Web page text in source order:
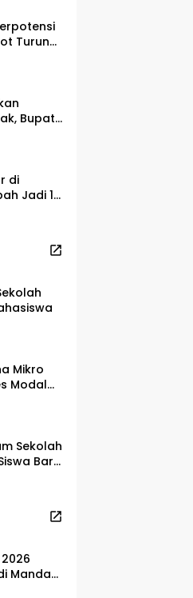
Turun
Bupati
di
Jadi 16
Mikro
Modal
Sekolah
Baru,
Mandat